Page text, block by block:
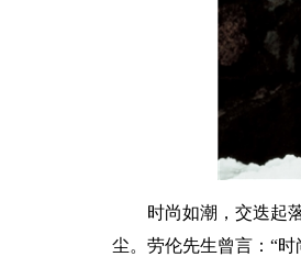
时尚如潮，交迭起
尘。劳伦先生曾言：“